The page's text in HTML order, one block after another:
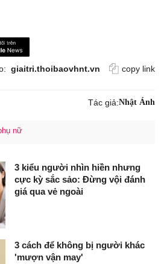
giaitri.thoibaovhnt.vn copy link
Tác giả:Nhật Ánh
nữ
3 kiểu người nhìn hiền nhưng
cực kỳ sắc sảo: Đừng vội đánh
giá qua vẻ ngoài
3 cách để không bị người khác
'mượn vận may'